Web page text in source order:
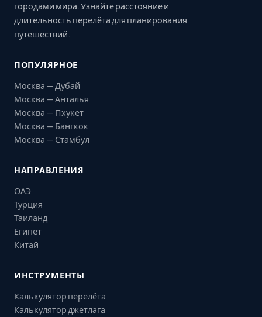
городами мира. Узнайте расстояние и
длительность перелёта для планирования
путешествий.
ПОПУЛЯРНОЕ
Москва — Дубай
Москва — Анталья
Москва — Пхукет
Москва — Бангкок
Москва — Стамбул
НАПРАВЛЕНИЯ
ОАЭ
Турция
Таиланд
Египет
Китай
ИНСТРУМЕНТЫ
Калькулятор перелёта
Калькулятор джетлага